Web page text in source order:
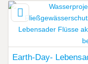
Earth-Day-